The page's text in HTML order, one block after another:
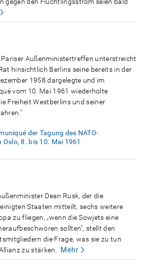
Außenministertreffen unterstreicht
hinsichtlich Berlins seine bereits in der
1958 dargelegte und im
vom 10. Mai 1961 wiederholte
Freiheit Westberlins und seiner
der Tagung des NATO-
8. bis 10. Mai 1961
Dean Rusk, der die
Staaten mitteilt, sechs weitere
zu fliegen, „wenn die Sowjets eine
sollten", stellt den
die Frage, was sie zu tun
zu stärken.
Mehr